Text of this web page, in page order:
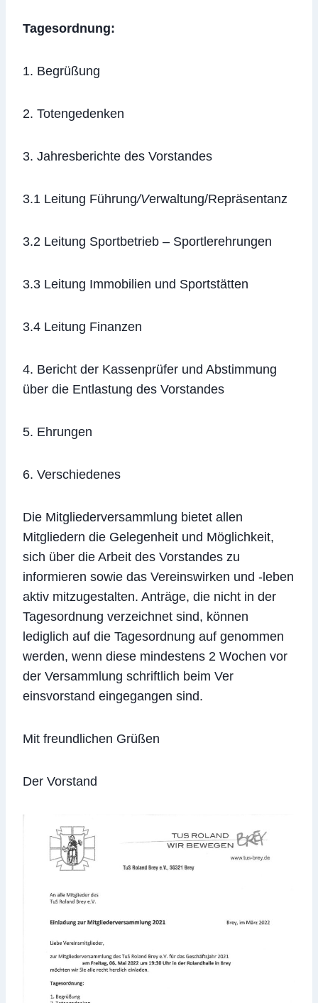
Tagesordnung:
1. Begrüßung
2. Totengedenken
3. Jahresberichte des Vorstandes
3.1 Leitung Führung/Verwaltung/Repräsentanz
3.2 Leitung Sportbetrieb – Sportlerehrungen
3.3 Leitung Immobilien und Sportstätten
3.4 Leitung Finanzen
4. Bericht der Kassenprüfer und Abstimmung
über die Entlastung des Vorstandes
5. Ehrungen
6. Verschiedenes
Die Mitgliederversammlung bietet allen
Mitgliedern die Gelegenheit und Möglichkeit,
sich über die Arbeit des Vorstandes zu
informieren sowie das Vereinswirken und -leben
aktiv mitzugestalten. Anträge, die nicht in der
Tagesordnung verzeichnet sind, können
lediglich auf die Tagesordnung auf genommen
werden, wenn diese mindestens 2 Wochen vor
der Versammlung schriftlich beim Ver
einsvorstand eingegangen sind.
Mit freundlichen Grüßen
Der Vorstand